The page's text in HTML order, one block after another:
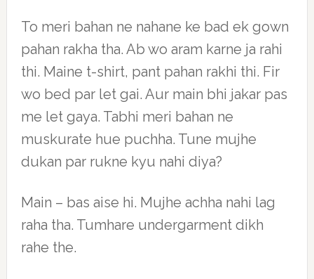
To meri bahan ne nahane ke bad ek gown
pahan rakha tha. Ab wo aram karne ja rahi
thi. Maine t-shirt, pant pahan rakhi thi. Fir
wo bed par let gai. Aur main bhi jakar pas
me let gaya. Tabhi meri bahan ne
muskurate hue puchha. Tune mujhe
dukan par rukne kyu nahi diya?
Main – bas aise hi. Mujhe achha nahi lag
raha tha. Tumhare undergarment dikh
rahe the.